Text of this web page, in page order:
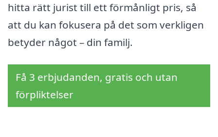
hitta rätt jurist till ett förmånligt pris, så
att du kan fokusera på det som verkligen
betyder något – din familj.
Få 3 erbjudanden, gratis och utan
förpliktelser